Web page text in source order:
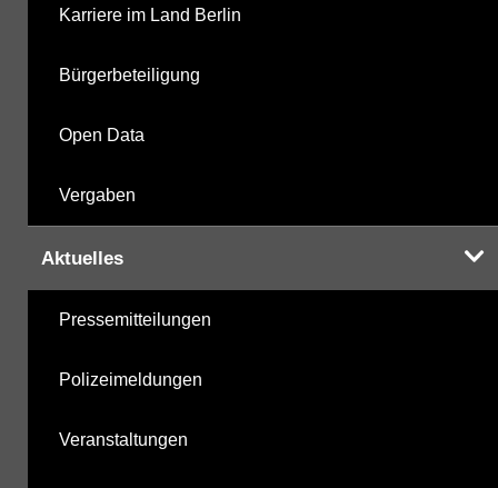
Karriere im Land Berlin
Bürgerbeteiligung
Open Data
Vergaben
Aktuelles
Pressemitteilungen
Polizeimeldungen
Veranstaltungen